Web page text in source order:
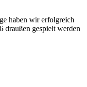
haben wir erfolgreich
draußen gespielt werden